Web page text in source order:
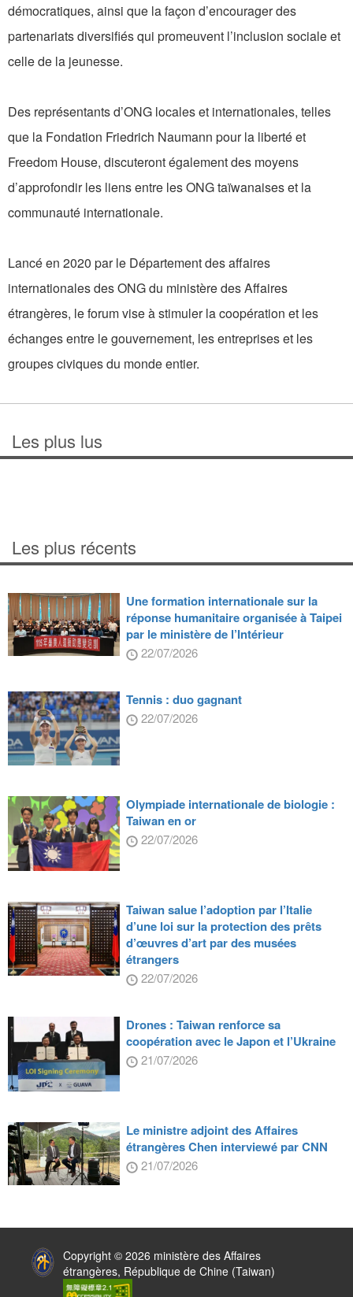
démocratiques, ainsi que la façon d’encourager des
partenariats diversifiés qui promeuvent l’inclusion sociale et
celle de la jeunesse.
Des représentants d’ONG locales et internationales, telles
que la Fondation Friedrich Naumann pour la liberté et
Freedom House, discuteront également des moyens
d’approfondir les liens entre les ONG taïwanaises et la
communauté internationale.
Lancé en 2020 par le Département des affaires
internationales des ONG du ministère des Affaires
étrangères, le forum vise à stimuler la coopération et les
échanges entre le gouvernement, les entreprises et les
groupes civiques du monde entier.
Les plus lus
Les plus récents
Une formation internationale sur la
réponse humanitaire organisée à Taipei
par le ministère de l’Intérieur
22/07/2026
Tennis : duo gagnant
22/07/2026
Olympiade internationale de biologie :
Taiwan en or
22/07/2026
Taiwan salue l’adoption par l’Italie
d’une loi sur la protection des prêts
d’œuvres d’art par des musées
étrangers
22/07/2026
Drones : Taiwan renforce sa
coopération avec le Japon et l’Ukraine
21/07/2026
Le ministre adjoint des Affaires
étrangères Chen interviewé par CNN
21/07/2026
Copyright © 2026 ministère des Affaires
étrangères, République de Chine (Taiwan)